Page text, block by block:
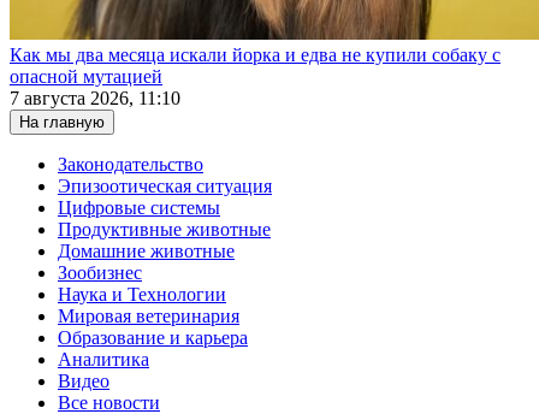
Как мы два месяца искали йорка и едва не купили собаку с
опасной мутацией
7 августа 2026, 11:10
На главную
Законодательство
Эпизоотическая ситуация
Цифровые системы
Продуктивные животные
Домашние животные
Зообизнес
Наука и Технологии
Мировая ветеринария
Образование и карьера
Аналитика
Видео
Все новости